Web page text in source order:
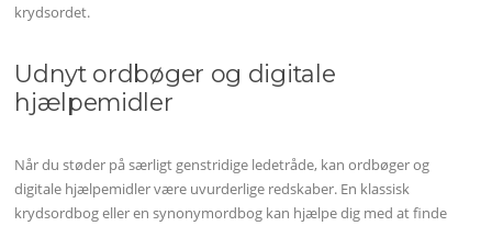
krydsordet.
Udnyt ordbøger og digitale
hjælpemidler
Når du støder på særligt genstridige ledetråde, kan ordbøger og
digitale hjælpemidler være uvurderlige redskaber. En klassisk
krydsordbog eller en synonymordbog kan hjælpe dig med at finde